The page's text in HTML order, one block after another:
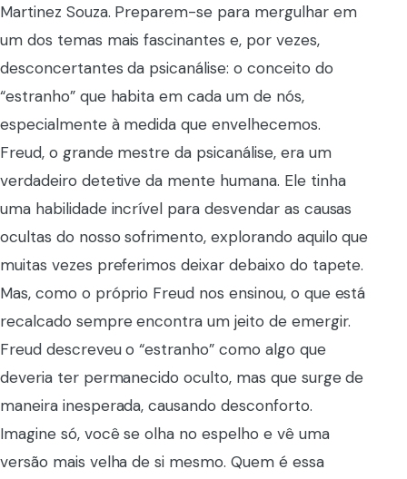
Martinez Souza. Preparem-se para mergulhar em
um dos temas mais fascinantes e, por vezes,
desconcertantes da psicanálise: o conceito do
“estranho” que habita em cada um de nós,
especialmente à medida que envelhecemos.
Freud, o grande mestre da psicanálise, era um
verdadeiro detetive da mente humana. Ele tinha
uma habilidade incrível para desvendar as causas
ocultas do nosso sofrimento, explorando aquilo que
muitas vezes preferimos deixar debaixo do tapete.
Mas, como o próprio Freud nos ensinou, o que está
recalcado sempre encontra um jeito de emergir.
Freud descreveu o “estranho” como algo que
deveria ter permanecido oculto, mas que surge de
maneira inesperada, causando desconforto.
Imagine só, você se olha no espelho e vê uma
versão mais velha de si mesmo. Quem é essa